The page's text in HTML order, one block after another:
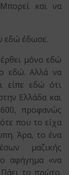
και να
εδώ έδωσε.
μόνο εδώ
εδώ. Αλλά να
είπε εδώ ότι
Ελλάδα και
προφανώς
που το είχα
Άρα, το ένα
μαζικής
αφήγημα «να
το πρώτο.